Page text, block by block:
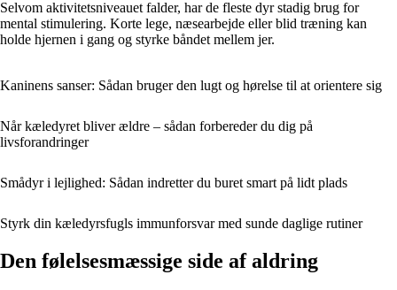
Selvom aktivitetsniveauet falder, har de fleste dyr stadig brug for
mental stimulering. Korte lege, næsearbejde eller blid træning kan
holde hjernen i gang og styrke båndet mellem jer.
Kaninens sanser: Sådan bruger den lugt og hørelse til at orientere sig
Når kæledyret bliver ældre – sådan forbereder du dig på
livsforandringer
Smådyr i lejlighed: Sådan indretter du buret smart på lidt plads
Styrk din kæledyrsfugls immunforsvar med sunde daglige rutiner
Den følelsesmæssige side af aldring